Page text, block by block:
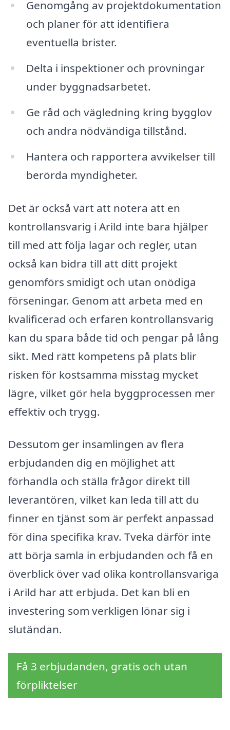
Genomgång av projektdokumentation
och planer för att identifiera
eventuella brister.
Delta i inspektioner och provningar
under byggnadsarbetet.
Ge råd och vägledning kring bygglov
och andra nödvändiga tillstånd.
Hantera och rapportera avvikelser till
berörda myndigheter.
Det är också värt att notera att en
kontrollansvarig i Arild inte bara hjälper
till med att följa lagar och regler, utan
också kan bidra till att ditt projekt
genomförs smidigt och utan onödiga
förseningar. Genom att arbeta med en
kvalificerad och erfaren kontrollansvarig
kan du spara både tid och pengar på lång
sikt. Med rätt kompetens på plats blir
risken för kostsamma misstag mycket
lägre, vilket gör hela byggprocessen mer
effektiv och trygg.
Dessutom ger insamlingen av flera
erbjudanden dig en möjlighet att
förhandla och ställa frågor direkt till
leverantören, vilket kan leda till att du
finner en tjänst som är perfekt anpassad
för dina specifika krav. Tveka därför inte
att börja samla in erbjudanden och få en
överblick över vad olika kontrollansvariga
i Arild har att erbjuda. Det kan bli en
investering som verkligen lönar sig i
slutändan.
Få 3 erbjudanden, gratis och utan
förpliktelser